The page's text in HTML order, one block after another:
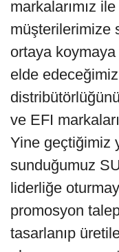
markalarımız ile
müşterilerimize
ortaya
elde
ve EFI
Yine geçtiğimiz
sunduğumuz
liderliğe
promosyon
tasarlanıp